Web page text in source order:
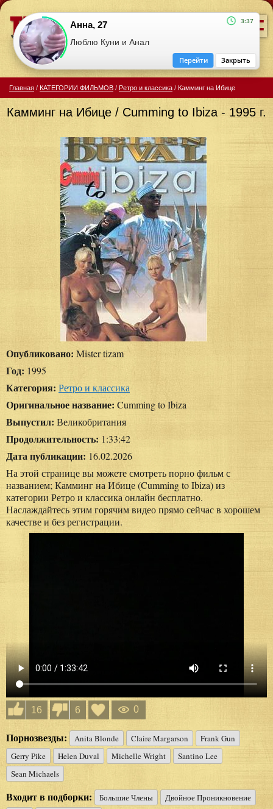
=
Главная / КАТЕГОРИИ ФИЛЬМОВ / Ретро и классика / Камминг на Ибице
Камминг на Ибице / Cumming to Ibiza - 1995 г.
Опубликовано: Mister tizam
Год: 1995
Категория: Ретро и классика
Оригинальное название: Cumming to Ibiza
Выпустил: Великобритания
Продолжительность: 1:33:42
Дата публикации: 16.02.2026
На этой странице вы можете смотреть порно фильм с
названием; Камминг на Ибице (Cumming to Ibiza) из
категории Ретро и классика онлайн бесплатно.
Наслаждайтесь этим горячим видео прямо сейчас в хорошем
качестве и без регистрации.
16 6 0
Порнозвезды: Anita Blonde Claire Margarson
Frank Gun
Gerry Pike
Helen Duval Michelle Wright
Santino Lee
Sean Michaels
Входит в подборки: Большие Члены
Двойное Проникновение
Анна, 27
Люблю Куни и Анал
3:37
Закрыть
Перейти